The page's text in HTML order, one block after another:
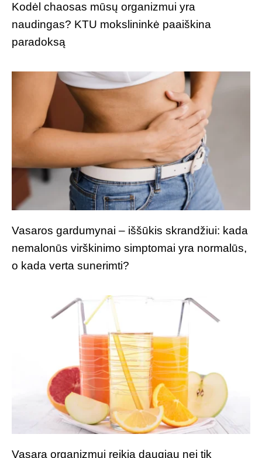
Kodėl chaosas mūsų organizmui yra
naudingas? KTU mokslininkė paaiškina
paradoksą
Vasaros gardumynai – iššūkis skrandžiui: kada
nemalonūs virškinimo simptomai yra normalūs,
o kada verta sunerimti?
Vasarą organizmui reikia daugiau nei tik